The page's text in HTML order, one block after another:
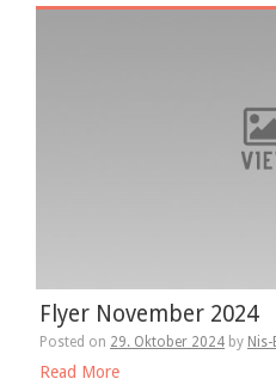
Flyer November 2024
Posted on 29. Oktober 2024 by
Read More